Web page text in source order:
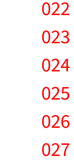
022
023
024
025
026
027